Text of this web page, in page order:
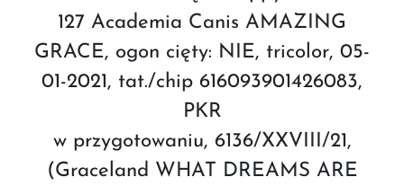
127 Academia Canis AMAZING
GRACE, ogon cięty: NIE, tricolor, 05-
01-2021, tat./chip 616093901426083,
PKR
w przygotowaniu, 6136/XXVIII/21,
(Graceland WHAT DREAMS ARE